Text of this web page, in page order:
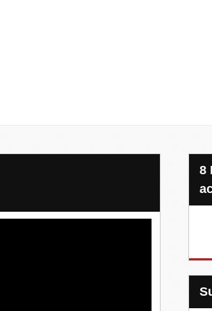
8 Projets, 20 €, une seule